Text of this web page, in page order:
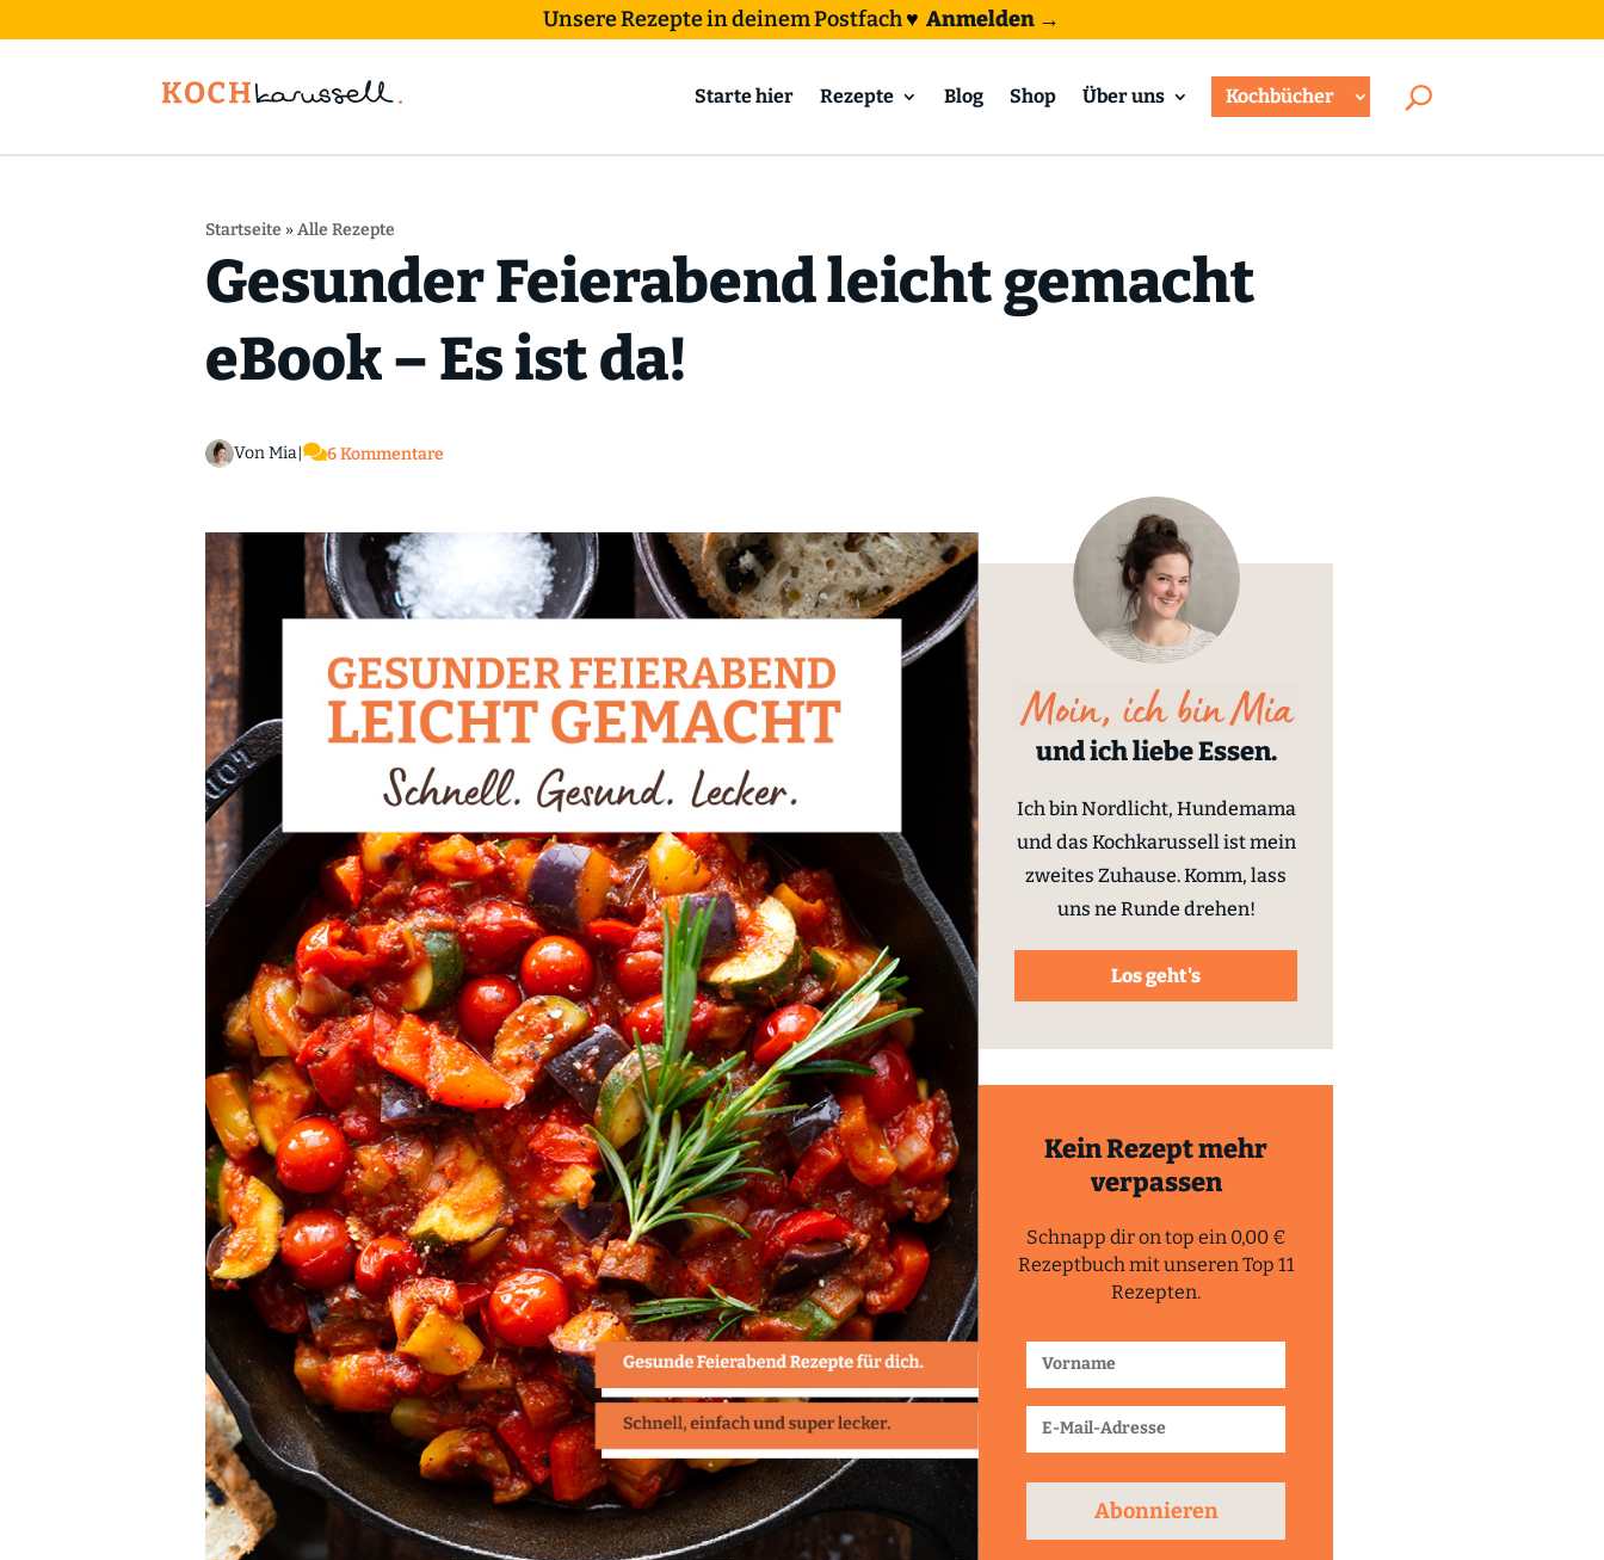
Unsere Rezepte in deinem Postfach♥ Anmelden →
Starte hier Rezepte Blog Shop Über uns Kochbücher
Startseite »Alle Rezepte
Gesunder Feierabend leicht gemacht
eBook – Es ist da!
Von Mia 6 Kommentare
und ich liebe Essen.
Ich bin Nordlicht, Hundemama
und das Kochkarussell ist mein
zweites Zuhause. Komm, lass
uns ne Runde drehen!
Los geht's
Kein Rezept mehr
verpassen
Schnapp dir on top ein 0,00 €
Rezeptbuch mit unseren Top 11
Rezepten.
Abonnieren